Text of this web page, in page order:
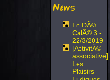
News
Le DÃ©
CalÃ© 3 -
22/3/2019
[ActivitÃ©
associative]
Les
Plaisirs